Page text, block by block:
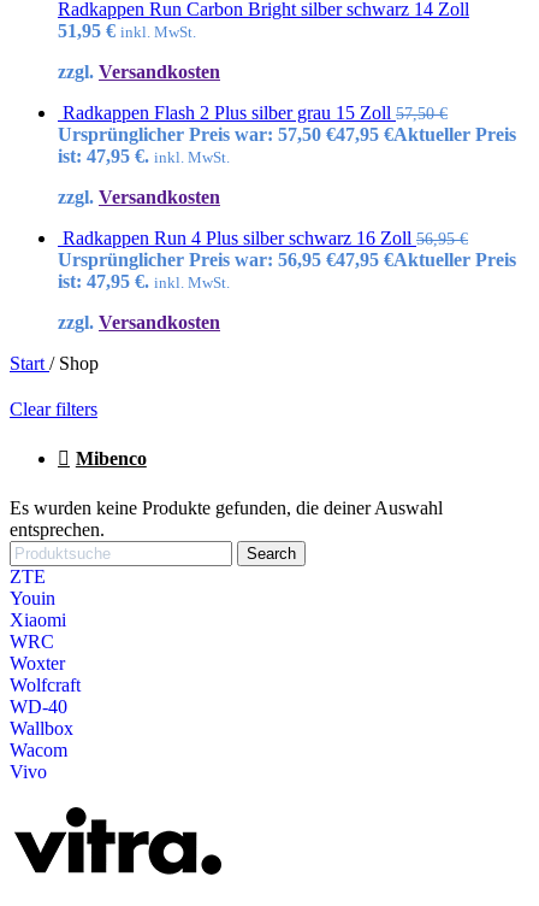
Radkappen Run Carbon Bright silber schwarz 14 Zoll
51,95 € inkl. MwSt.
zzgl. Versandkosten
Radkappen Flash 2 Plus silber grau 15 Zoll 57,50€
Ursprünglicher Preis war: 57,50 €47,95 €Aktueller Preis
ist: 47,95 €. inkl. MwSt.
zzgl. Versandkosten
Radkappen Run 4 Plus silber schwarz 16 Zoll 56,95€
Ursprünglicher Preis war: 56,95 €47,95 €Aktueller Preis
ist: 47,95 €. inkl. MwSt.
zzgl. Versandkosten
Start / Shop
Clear filters
Mibenco
Es wurden keine Produkte gefunden, die deiner Auswahl
entsprechen.
Search
ZTE
Youin
Xiaomi
WRC
Woxter
Wolfcraft
WD-40
Wallbox
Wacom
Vivo